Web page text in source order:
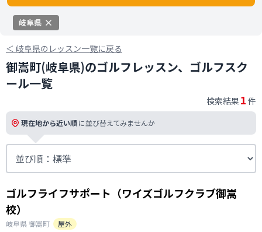
岐阜県
＜ 岐阜県のレッスン一覧に戻る
御嵩町(岐阜県)のゴルフレッスン、ゴルフスク
ール一覧
検索結果 1 件
現在地から近い順に並び替えてみませんか
ゴルフライフサポート（ワイズゴルフクラブ御嵩
校）
岐阜県御嵩町
屋外